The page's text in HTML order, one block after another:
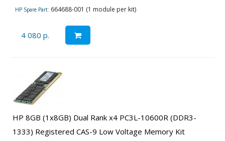
HP Spare Part: 664688-001 (1 module per kit)
4 080 р.
HP 8GB (1x8GB) Dual Rank x4 PC3L-10600R (DDR3-
1333) Registered CAS-9 Low Voltage Memory Kit